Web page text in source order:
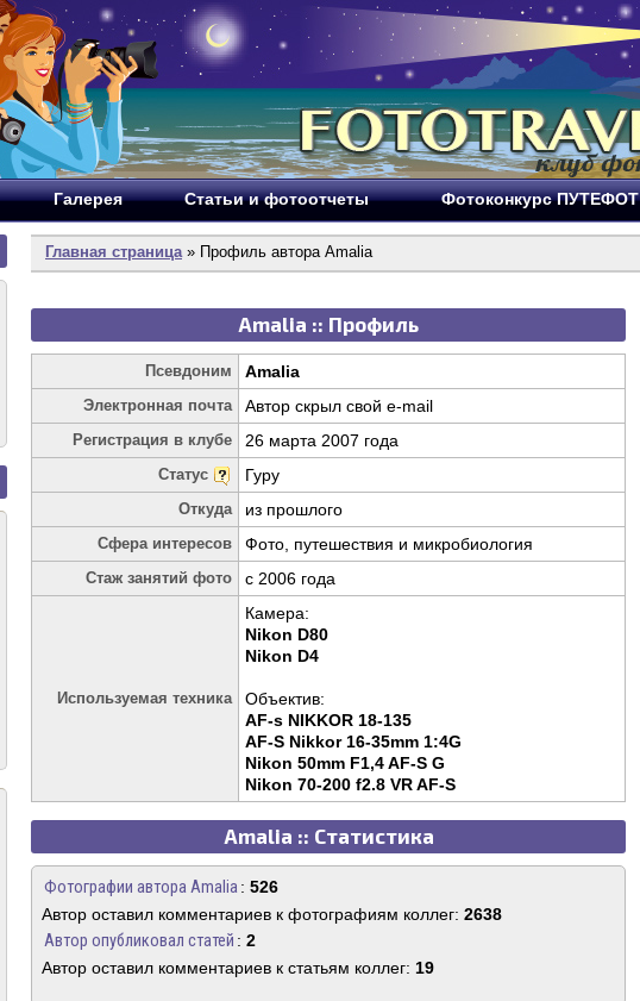
Галерея Статьи и фотоотчеты Фотоконкурс ПУТЕФОТ
Главная страница» Профиль автора Amalia
Amalia :: Профиль
Псевдоним Amalia
Электронная почта Автор скрыл свой e-mail
Регистрация в клубе 26 марта 2007 года
Статус Гуру
Откуда из прошлого
Сфера интересов Фото, путешествия и микробиология
Стаж занятий фото c 2006 года
Используемая техника
Камера:
Nikon D80
Nikon D4
Объектив:
AF-s NIKKOR 18-135
AF-S Nikkor 16-35mm 1:4G
Nikon 50mm F1,4 AF-S G
Nikon 70-200 f2.8 VR AF-S
Amalia :: Статистика
Фотографии автора Amalia: 526
Автор оставил комментариев к фотографиям коллег: 2638
Автор опубликовал статей : 2
Автор оставил комментариев к статьям коллег: 19